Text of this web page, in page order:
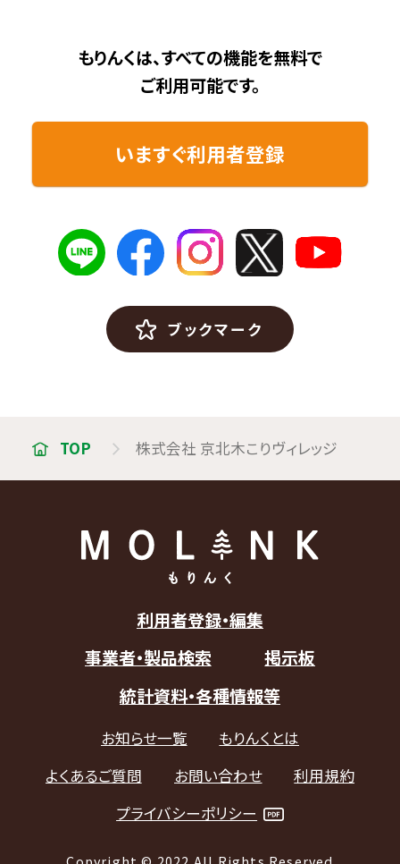
もりんくは、すべての機能を無料で
ご利用可能です。
いますぐ利用者登録
ブックマーク
TOP 株式会社 京北木こりヴィレッジ
利用者登録・編集
事業者・製品検索
掲示板
統計資料・各種情報等
お知らせ一覧
もりんくとは
よくあるご質問
お問い合わせ
利用規約
プライバシーポリシー